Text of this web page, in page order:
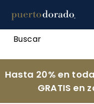
directamente
contenido
p
u
e
r
t
Hasta 20% en
GRATIS en